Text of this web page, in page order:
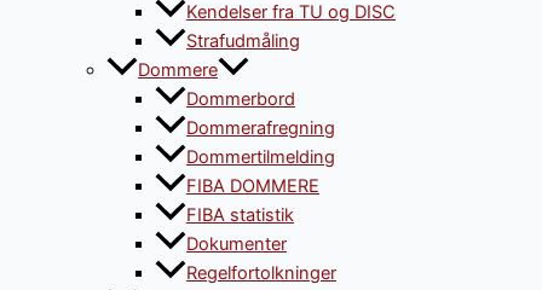
Kendelser fra TU og DISC
Strafudmåling
Dommere
Dommerbord
Dommerafregning
Dommertilmelding
FIBA DOMMERE
FIBA statistik
Dokumenter
Regelfortolkninger